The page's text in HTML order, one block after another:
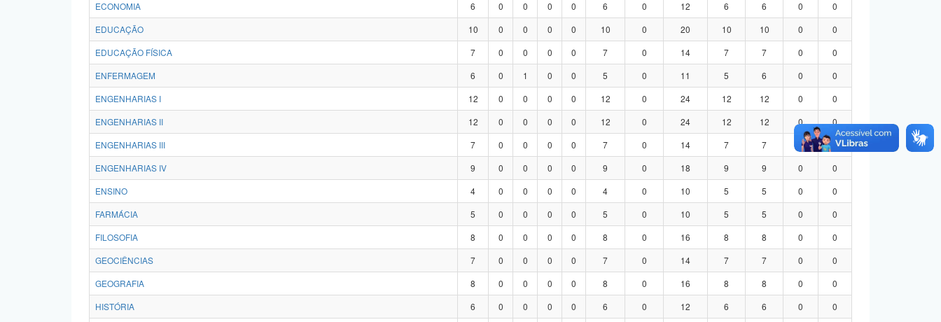
ECONOMIA
6 0 0 0 0 6 0 12 6 6 0
0
EDUCAÇÃO
10 0 0 0 0 10 0 20 10 10 0
0
EDUCAÇÃO FÍSICA
7 0 0 0 0 7 0 14 7 7 0
0
ENFERMAGEM
6 0 1 0 0 5 0 11 5 6 0
0
ENGENHARIAS I
12 0 0 0 0 12 0 24 12 12 0
0
ENGENHARIAS II
12 0 0 0 0 12 0 24 12 12 0
0
ENGENHARIAS III
7 0 0 0 0 7 0 14 7 7 0
0
ENGENHARIAS IV
9 0 0 0 0 9 0 18 9 9 0
0
ENSINO
4 0 0 0 0 4 0 10 5 5 0
0
FARMÁCIA
5 0 0 0 0 5 0 10 5 5 0
0
FILOSOFIA
8 0 0 0 0 8 0 16 8 8 0
0
GEOCIÊNCIAS
7 0 0 0 0 7 0 14 7 7 0
0
GEOGRAFIA
8 0 0 0 0 8 0 16 8 8 0
0
HISTÓRIA
6 0 0 0 0 6 0 12 6 6 0
0